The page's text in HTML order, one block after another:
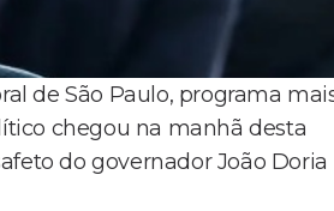
de São Paulo, programa
chegou na manhã desta
do governador João Doria